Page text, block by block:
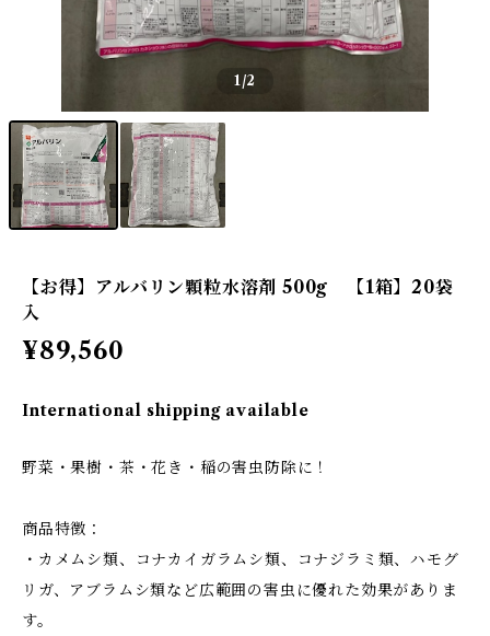
1/2
【お得】アルバリン顆粒水溶剤 500g 【1箱】20袋
入
¥89,560
International shipping available
野菜・果樹・茶・花き・稲の害虫防除に！
商品特徴：
・カメムシ類、コナカイガラムシ類、コナジラミ類、ハモグ
リガ、アブラムシ類など広範囲の害虫に優れた効果がありま
す。